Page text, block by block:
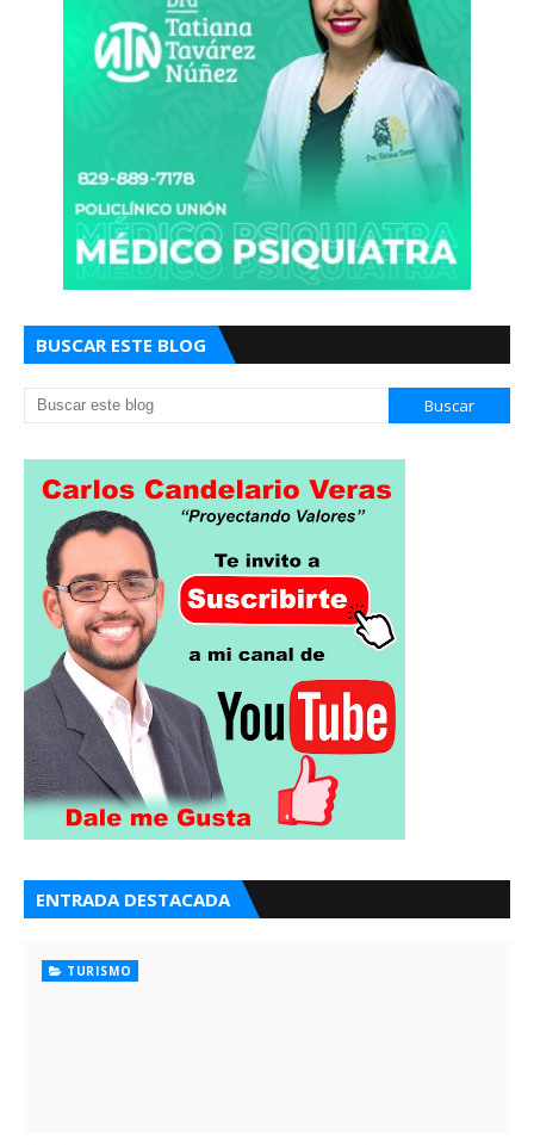
BUSCAR ESTE BLOG
ENTRADA DESTACADA
TURISMO